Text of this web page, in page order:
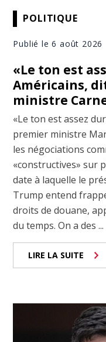
POLITIQUE
Publié le 6 août 2026
«Le ton est
Américains,
ministre
«Le ton est assez
premier ministre
les négociations
«constructives» sur
date à laquelle le
Trump entend
droits de douane,
du temps. On a des ...
LIRE LA SUITE